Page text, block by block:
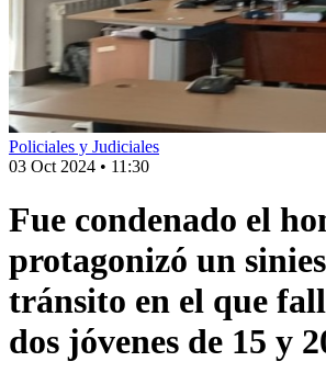
Policiales y Judiciales
03 Oct 2024 • 11:30
Fue condenado el
protagonizó un
tránsito en el que
dos jóvenes de 15 y